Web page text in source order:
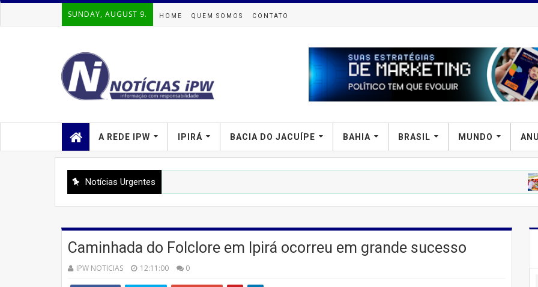
SUNDAY, AUGUST 9. HOME QUEM SOMOS CONTATO
A REDE IPW IPIRÁ BACIA DO JACUÍPE BAHIA BRASIL MUNDO
Notícias Urgentes
de Vacinação Antirrábica mobiliza população e equipes de saúde em Ipirá
Caminhada do Folclore em Ipirá ocorreu em grande sucesso
IPW NOTICIAS 12:11:00 0